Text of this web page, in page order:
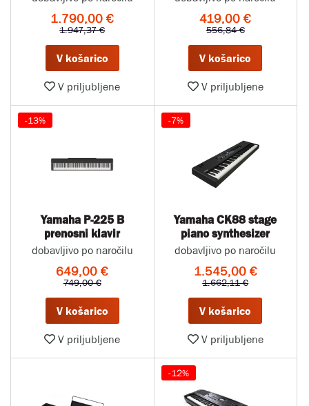
1.790,00 €
1.947,37 €
V košarico
V priljubljene
419,00 €
556,84 €
V košarico
V priljubljene
Yamaha P-225 B
prenosni klavir
dobavljivo po naročilu
649,00 €
749,00 €
V košarico
V priljubljene
-13%
Yamaha CK88 stage
piano synthesizer
dobavljivo po naročilu
1.545,00 €
1.662,11 €
V košarico
V priljubljene
-7%
-12%